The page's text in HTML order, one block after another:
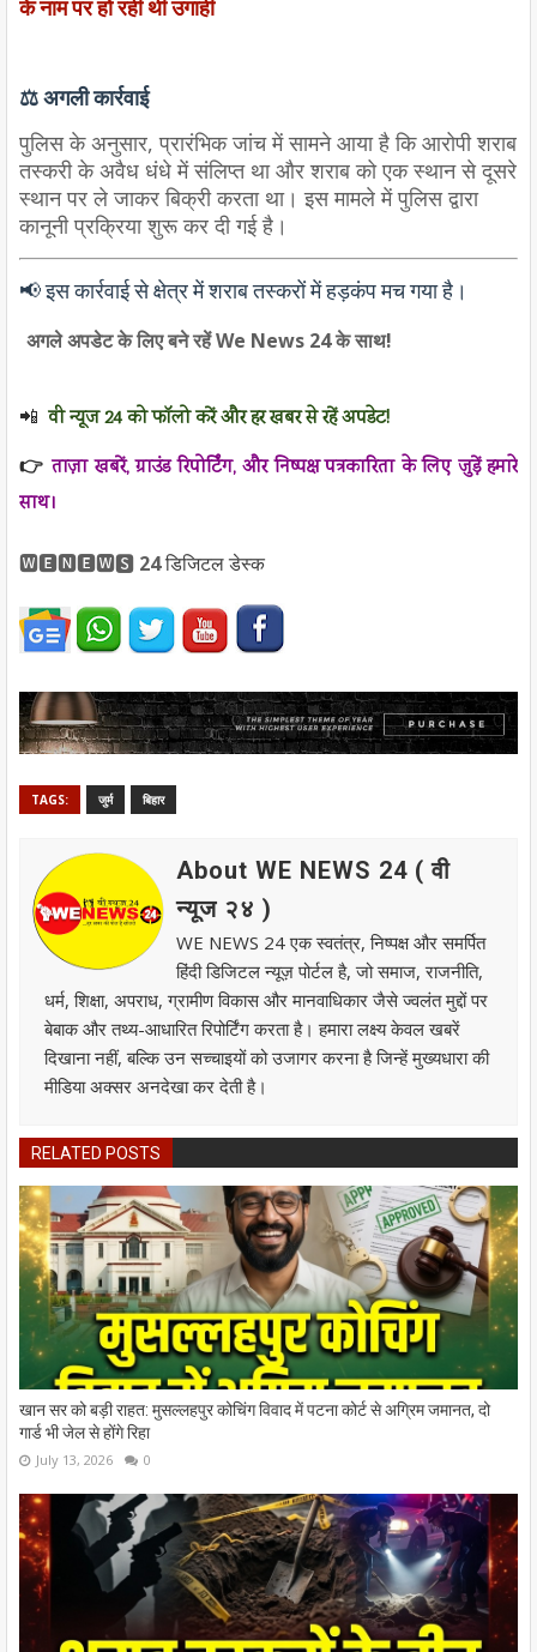
के नाम पर हो रही थी उगाही
⚖️अगली कार्रवाई
पुलिस के अनुसार, प्रारंभिक जांच में सामने आया है कि आरोपी शराब
तस्करी के अवैध धंधे में संलिप्त था और शराब को एक स्थान से दूसरे
स्थान पर ले जाकर बिक्री करता था। इस मामले में पुलिस द्वारा
कानूनी प्रक्रिया शुरू कर दी गई है।
📢 इस कार्रवाई से क्षेत्र में शराब तस्करों में हड़कंप मच गया है।
अगले अपडेट के लिए बने रहें We News 24 के साथ!
📲 वी न्यूज 24 को फॉलो करें और हर खबर से रहें अपडेट!
👉 ताज़ा खबरें, ग्राउंड रिपोर्टिंग, और निष्पक्ष पत्रकारिता के लिए जुड़ें हमारे
साथ।
🆆🅴🅽🅴🆆🆂 24डिजिटलडेस्क
TAGS: जुर्म बिहार
About WE NEWS 24 ( वी
न्यूज २४ )
WE NEWS 24 एक स्वतंत्र, निष्पक्ष और समर्पित
हिंदी डिजिटल न्यूज़ पोर्टल है, जो समाज, राजनीति,
धर्म, शिक्षा, अपराध, ग्रामीण विकास और मानवाधिकार जैसे ज्वलंत मुद्दों पर
बेबाक और तथ्य-आधारित रिपोर्टिंग करता है। हमारा लक्ष्य केवल खबरें
दिखाना नहीं, बल्कि उन सच्चाइयों को उजागर करना है जिन्हें मुख्यधारा की
मीडिया अक्सर अनदेखा कर देती है।
RELATED POSTS
खान सर को बड़ी राहत: मुसल्लहपुर कोचिंग विवाद में पटना कोर्ट से अग्रिम जमानत, दो
गार्ड भी जेल से होंगे रिहा
July 13, 2026 0